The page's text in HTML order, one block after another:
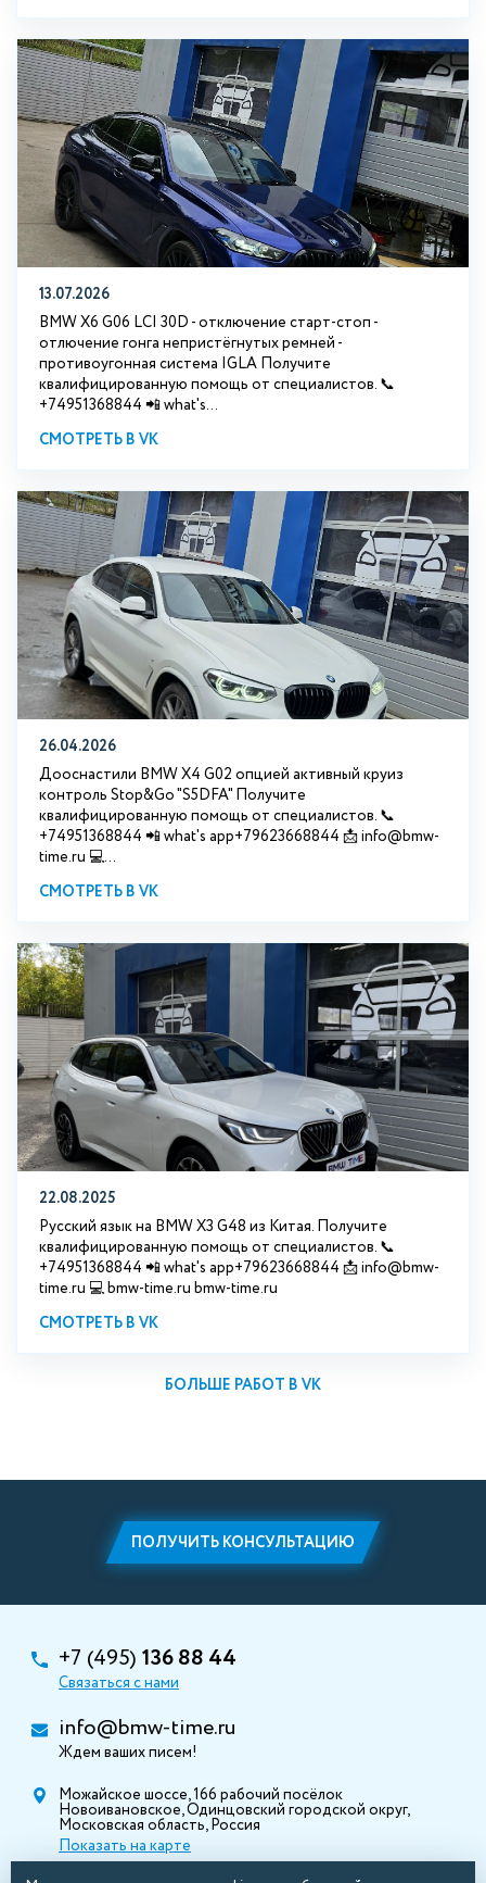
13.07.2026
BMW X6 G06 LCI 30D - отключение старт-стоп -
отлючение гонга непристёгнутых ремней -
противоугонная система IGLA Получите
квалифицированную помощь от специалистов. 📞
+74951368844 📲 what's...
СМОТРЕТЬ В VK
26.04.2026
Дооснастили BMW X4 G02 опцией активный круиз
контроль Stop&Go "S5DFA" Получите
квалифицированную помощь от специалистов. 📞
+74951368844 📲 what's app+79623668844 📩 info@bmw-
time.ru 💻...
СМОТРЕТЬ В VK
22.08.2025
Русский язык на BMW X3 G48 из Китая. Получите
квалифицированную помощь от специалистов. 📞
+74951368844 📲 what's app+79623668844 📩 info@bmw-
time.ru 💻 bmw-time.ru bmw-time.ru
СМОТРЕТЬ В VK
БОЛЬШЕ РАБОТ В VK
ПОЛУЧИТЬ КОНСУЛЬТАЦИЮ
+7 (495) 136 88 44
Связаться с нами
info@bmw-time.ru
Ждем ваших писем!
Можайское шоссе, 166 рабочий посёлок
Новоивановское, Одинцовский городской округ,
Московская область, Россия
Показать на карте